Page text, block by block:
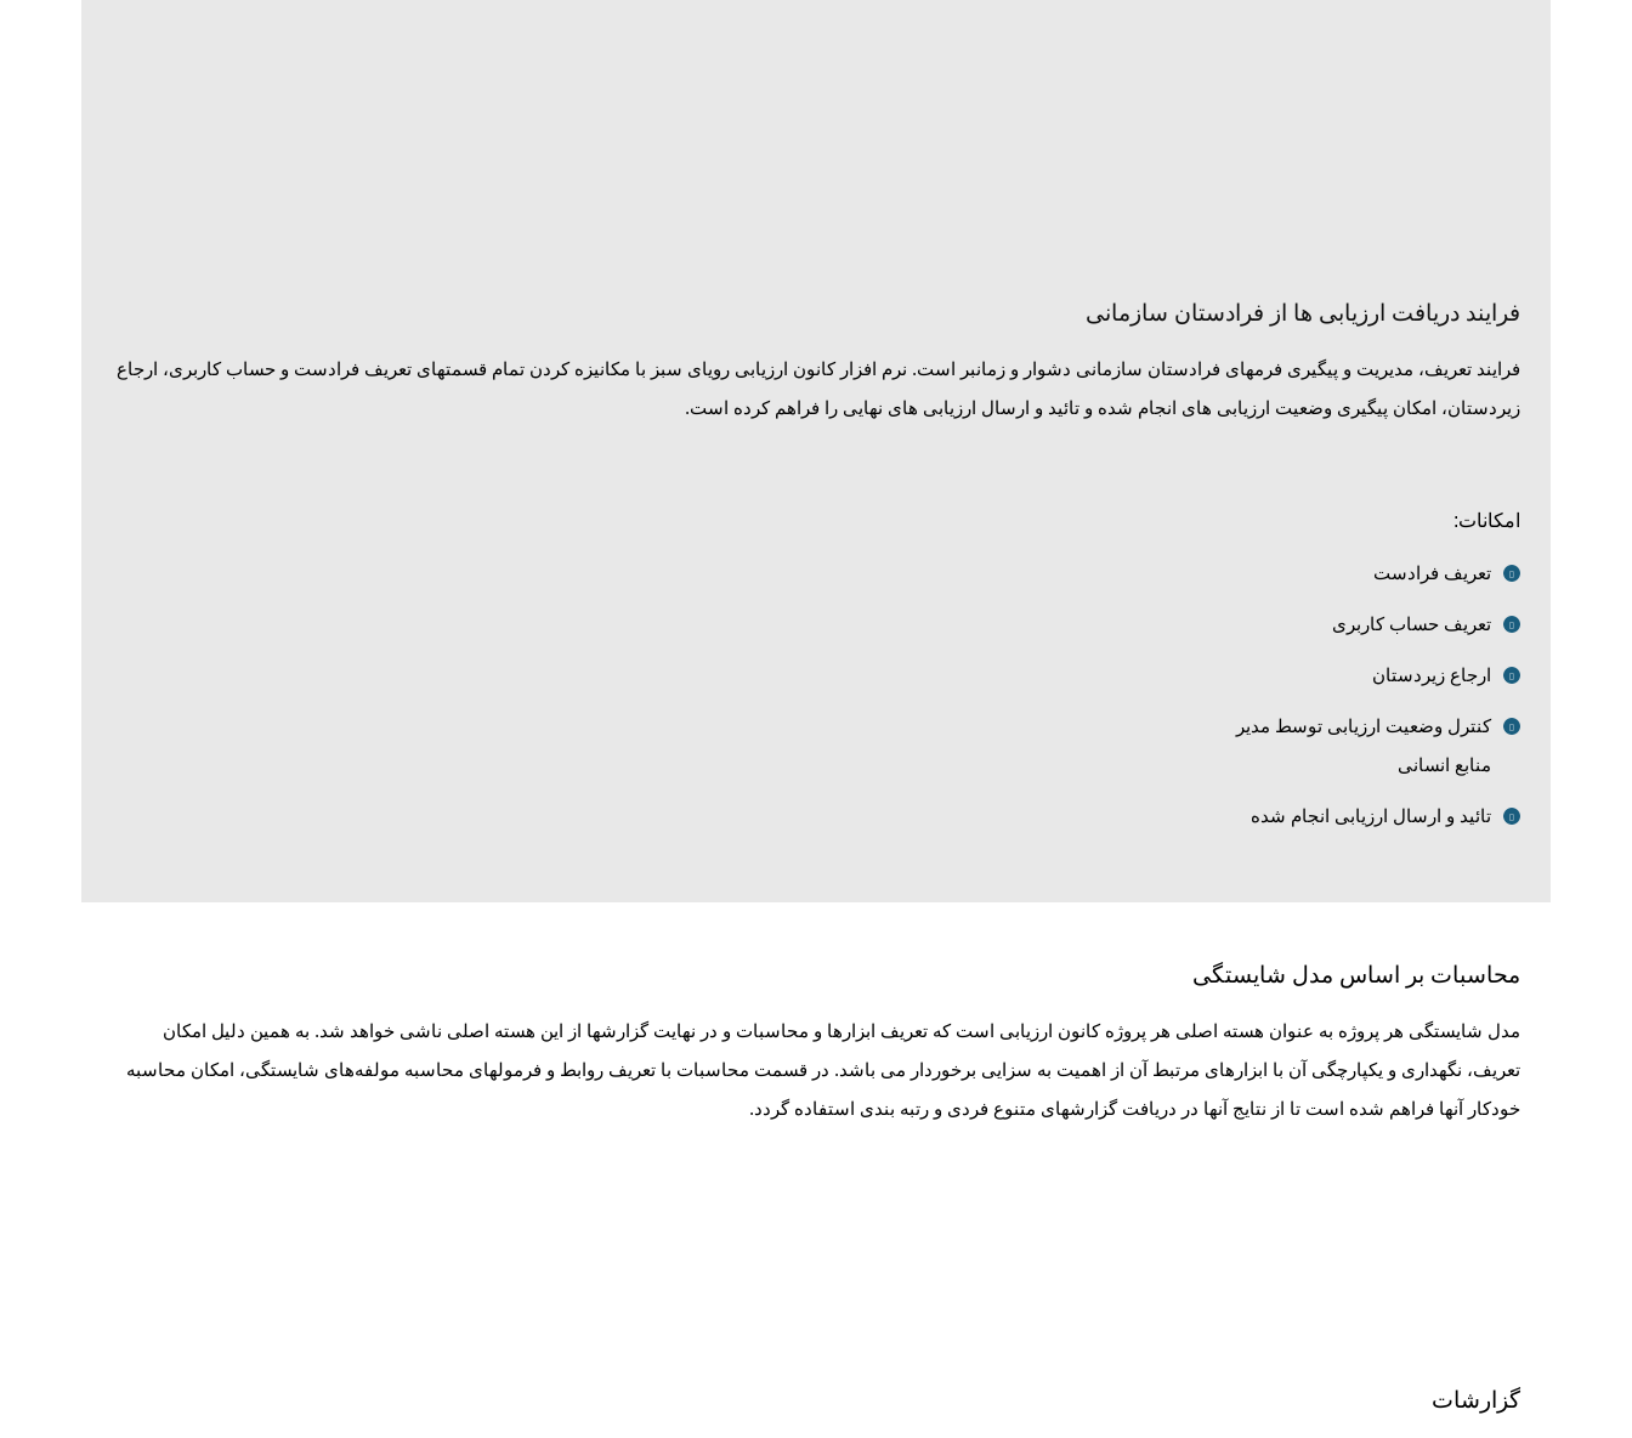
فرایند دریافت ارزیابی ها از فرادستان سازمانی
فرایند تعریف، مدیریت و پیگیری فرمهای فرادستان سازمانی دشوار و زمانبر است. نرم افزار کانون ارزیابی رویای سبز با مکانیزه کردن تمام قسمتهای تعریف فرادست و حساب کاربری، ارجاع
زیردستان، امکان پیگیری وضعیت ارزیابی های انجام شده و تائید و ارسال ارزیابی های نهایی را فراهم کرده است.
امکانات:
تعریف فرادست
تعریف حساب کاربری
ارجاع زیردستان
کنترل وضعیت ارزیابی توسط مدیر
منابع انسانی
تائید و ارسال ارزیابی انجام شده
محاسبات بر اساس مدل شایستگی
مدل شایستگی هر پروژه به عنوان هسته اصلی هر پروژه کانون ارزیابی است که تعریف ابزارها و محاسبات و در نهایت گزارشها از این هسته اصلی ناشی خواهد شد. به همین دلیل امکان
تعریف، نگهداری و یکپارچگی آن با ابزارهای مرتبط آن از اهمیت به سزایی برخوردار می باشد. در قسمت محاسبات با تعریف روابط و فرمولهای محاسبه مولفه‌های شایستگی، امکان محاسبه
خودکار آنها فراهم شده است تا از نتایج آنها در دریافت گزارشهای متنوع فردی و رتبه بندی استفاده گردد.
گزارشات